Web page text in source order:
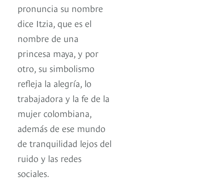
pronuncia su nombre
dice Itzia, que es el
nombre de una
princesa maya, y por
otro, su simbolismo
refleja la alegría, lo
trabajadora y la fe de la
mujer colombiana,
además de ese mundo
de tranquilidad lejos del
ruido y las redes
sociales.